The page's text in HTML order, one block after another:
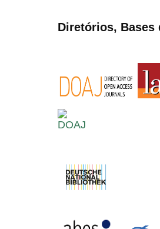
Diretórios, Bases